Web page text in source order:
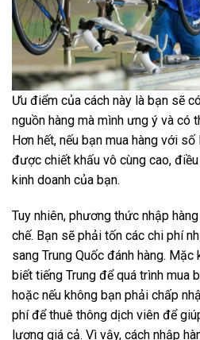
Ưu điểm của cách này là bạn sẽ
nguồn hàng mà mình ưng ý và có
Hơn hết, nếu bạn mua hàng với
được chiết khấu vô cùng cao,
kinh doanh của bạn.
Tuy nhiên, phương thức nhập
chế. Bạn sẽ phải tốn các chi phí
sang Trung Quốc đánh hàng.
biết tiếng Trung để quá trình mua
hoặc nếu không bạn phải chấp
phí để thuê thông dịch viên để
lượng giá cả. Vì vậy, cách nhập